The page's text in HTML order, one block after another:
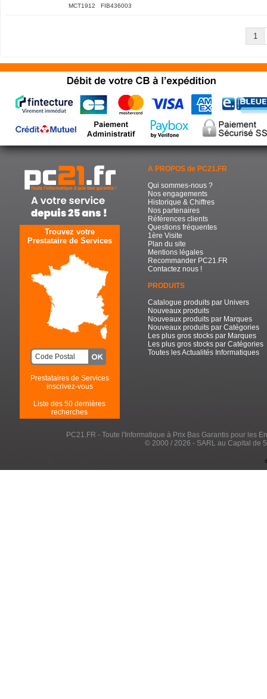
MCT1912 FIB436003
1
Trouvez votre
Prestataire de Services
Prestataires de Services
inscrivez-vous
Liste des 50 dernières
recherches
A PROPOS de PC21.FR
Qui sommes-nous ?
Nos engagements
Historique & Chiffres
Nos partenaires
Références clients
Questions fréquentes
1ère Visite
Plan du site
Mentions légales
Recommander PC21.FR
Contactez nous !
PRODUITS
Catalogue produits par Univers
Nouveaux produits
Nouveaux produits par Marques
Nouveaux produits par Catégories
Les plus gros stocks par Marques
Les plus gros stocks par Catégories
Toutes les Actualités Informatiques
PC21.FR - Toute l'Informatique à Prix Bas Garantis pour les
© 2000 / 2026 - SARL au Capital de